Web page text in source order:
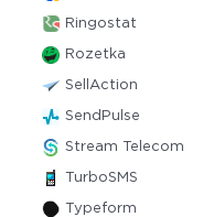
Ringostat
Rozetka
SellAction
SendPulse
Stream Telecom
TurboSMS
Typeform